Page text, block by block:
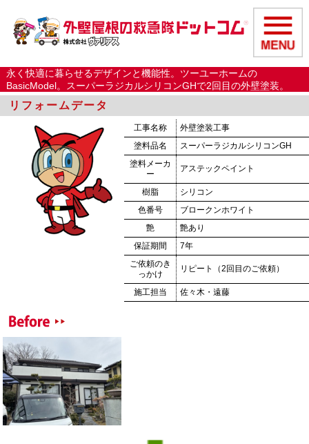
永く快適に暮らせるデザインと機能性。ツーユーホームの
BasicModel。スーパーラジカルシリコンGHで2回目の外壁塗装。
リフォームデータ
工事名称
外壁塗装工事
塗料品名
スーパーラジカルシリコンGH
塗料メーカ
ー
アステックペイント
樹脂
シリコン
色番号
ブロークンホワイト
艶
艶あり
保証期間
7年
ご依頼のき
っかけ
リピート（2回目のご依頼）
施工担当 佐々木・遠藤